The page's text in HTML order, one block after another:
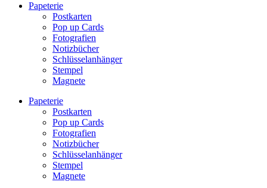
Papeterie
Postkarten
Pop up Cards
Fotografien
Notizbücher
Schlüsselanhänger
Stempel
Magnete
Papeterie
Postkarten
Pop up Cards
Fotografien
Notizbücher
Schlüsselanhänger
Stempel
Magnete